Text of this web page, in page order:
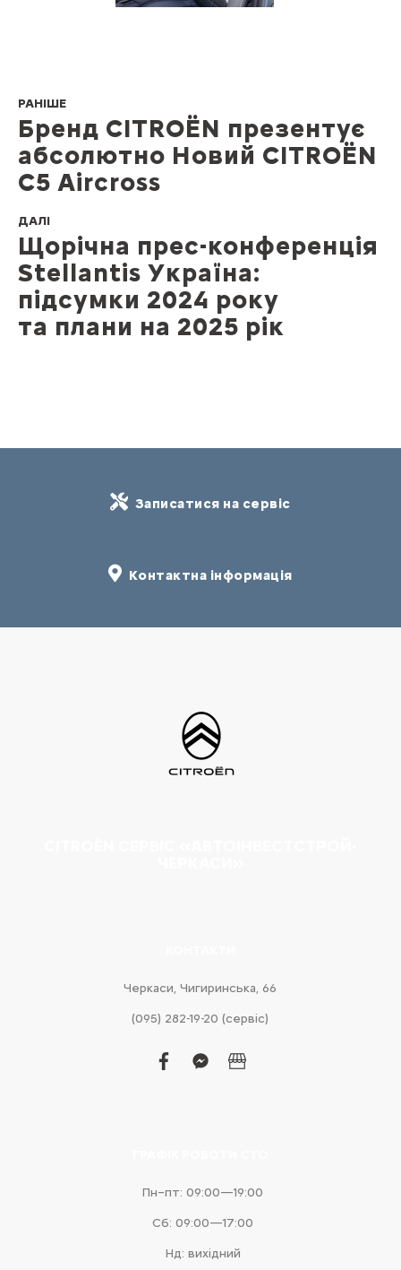
РАНІШЕ
Бренд CITROЁN презентує
абсолютно Новий CITROЁN
C5 Aircross
ДАЛІ
Щорічна прес-конференція
Stellantis Україна:
підсумки 2024 року
та плани на 2025 рік
Записатися на сервіс
Контактна інформація
Черкаси, Чигиринська, 66
(095) 282-19-20 (сервіс)
facebook
facebook-
business
Пн–пт: 09:00—19:00
Сб: 09:00—17:00
Нд: вихідний